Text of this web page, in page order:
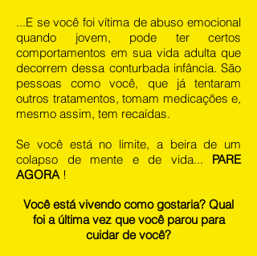
...E se você foi vítima de abuso emocional
quando jovem, pode ter certos
comportamentos em sua vida adulta que
decorrem dessa conturbada infância. São
pessoas como você, que já tentaram
outros tratamentos, tomam medicações e,
mesmo assim, tem recaídas.
Se você está no limite, a beira de um
colapso de mente e de vida... PARE
AGORA!
Você está vivendo como gostaria? Qual
foi a última vez que você parou para
cuidar de você?